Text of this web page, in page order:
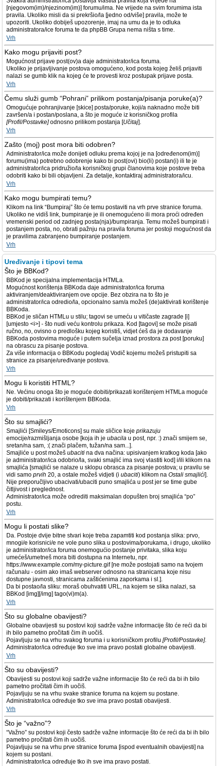
[njegovom(im)/njezinom(im)] forumu/ima. Ne vrijede na svim forumima ista
pravila. Ukoliko misli da si prekršio/la [jedno od/više] pravila, može te
upozoriti. Ukoliko dobiješ upozorenje, imaj na umu da je to odluka
administratora/ice foruma te da phpBB Grupa nema ništa s time.
Vrh
Kako mogu prijaviti post?
Mogućnost prijave post(ov)a daje administrator/ica foruma.
Ukoliko je prijavljivanje postova omogućeno, kod posta kojeg želiš prijaviti
nalazi se gumb klik na kojeg će te provesti kroz postupak prijave posta.
Vrh
Čemu služi gumb “Pohrani” prilikom postanja/pisanja poruke(a)?
Omogućuje pohranjivanje [skice] posta/poruke, koji/a naknadno može biti
završen/a i postan/poslana, a što je moguće iz korisničkog profila
[Profil/Postavke]odnosno prilikom postanja [Učitaj].
Vrh
Zašto (moj) post mora biti odobren?
Administrator/ica može donijeti odluku prema kojoj je na [određenom(im)]
forumu(ima) potrebno odobrenje kako bi post(ovi) bio(li) postan(i) ili te je
administrator/ica pridružio/la korisničkoj grupi članovima koje postove treba
odobriti kako bi bili objavljeni. Za detalje, kontaktiraj administratora/icu.
Vrh
Kako mogu bumpirati temu?
Klikom na link “Bumpiraj” što će temu postaviti na vrh prve stranice foruma.
Ukoliko ne vidiš link, bumpiranje je ili onemogućeno ili mora proći određen
vremenski period od zadnjeg posta(nja)/bumpiranja. Temu možeš bumpirati i
postanjem posta, no, obrati pažnju na pravila foruma jer postoji mogućnost da
je pravilima zabranjeno bumpiranje postanjem.
Vrh
Uređivanje i tipovi tema
Što je BBKod?
BBKod je specijalna implementacija HTMLa.
Mogućnost korištenja BBKoda daje administrator/ica foruma
aktiviranjem/deaktiviranjem ove opcije. Bez obzira na to što je
administrator/ica odredio/la, opcionalno sam/a možeš (de)aktivirati korištenje
BBKoda.
BBKod je sličan HTMLu u stilu; tagovi se umeću u vitičaste zagrade [i]
[umjesto <i>] - što nudi veću kontrolu prikaza. Kod [tagovi] se može pisati
ručno, no, ovisno o predlošku kojeg koristiš, vidjet ćeš da je dodavanje
BBKoda postovima moguće i putem sučelja iznad prostora za post [poruku]
na obrascu za pisanje postova.
Za više informacija o BBKodu pogledaj Vodič kojemu možeš pristupiti sa
stranice za pisanje/uređivanje postova.
Vrh
Mogu li koristiti HTML?
Ne. Većinu onoga što je moguće dobiti/prikazati korištenjem HTMLa moguće
je dobiti/prikazati i korištenjem BBKoda.
Vrh
Što su smajlići?
Smajlići [Smileys/Emoticons] su male sličice koje prikazuju
emocije/razmišljanja osobe [koja ih je ubacila u post, npr. :) znači smijem se,
sretan/na sam, :( znači plačem, tužan/na sam...].
Smajliće u post možeš ubaciti na dva načina: upisivanjem kratkog koda [ako
je administrator/ica odobrio/la, svaki smajlić ima svoj vlastiti kod] i/ili klikom na
smajlića [smajlići se nalaze u sklopu obrasca za pisanje postova; u pravilu se
vidi samo prvih 20, a ostale možeš vidjeti (i ubaciti) klikom na Ostali smajlići].
Nije preporučljivo ubacivati/ubaciti puno smajlića u post jer se time gube
čitljivost i preglednost.
Administrator/ica može odrediti maksimalan dopušten broj smajlića “po”
postu.
Vrh
Mogu li postati slike?
Da. Postoje dvije bitne stvari koje treba zapamtiti kod postanja slika: prvo,
mnogi/e korisnici/e ne vole puno slika u postovima/porukama, i drugo, ukoliko
je administrator/ica foruma onemogućio postanje privitaka, slika koju
umećeš/umetneš mora biti dostupna na Internetu, npr.
https://www.example.com/my-picture.gif [ne može postojati samo na tvojem
računalu - osim ako imaš webserver odnosno na stranicama koje nisu
dostupne javnosti, stranicama zaštićenima zaporkama i sl.].
Da bi postao/la sliku: moraš obuhvatiti URL, na kojem se slika nalazi, sa
BBKod [img][/img] tago(vi)m(a).
Vrh
Što su globalne obavijesti?
Globalne obavijesti su postovi koji sadrže važne informacije što će reći da bi
ih bilo pametno pročitati čim ih uočiš.
Pojavljuju se na vrhu svakog foruma i u korisničkom profilu [Profil/Postavke].
Administrator/ica određuje tko sve ima pravo postati globalne obavijesti.
Vrh
Što su obavijesti?
Obavijesti su postovi koji sadrže važne informacije što će reći da bi ih bilo
pametno pročitati čim ih uočiš.
Pojavljuju se na vrhu svake stranice foruma na kojem su postane.
Administrator/ica određuje tko sve ima pravo postati obavijesti.
Vrh
Što je “važno”?
“Važno” su postovi koji često sadrže važne informacije što će reći da bi ih bilo
pametno pročitati čim ih uočiš.
Pojavljuju se na vrhu prve stranice foruma [ispod eventualnih obavijesti] na
kojem su postani.
Administrator/ica određuje tko ih sve ima pravo postati.